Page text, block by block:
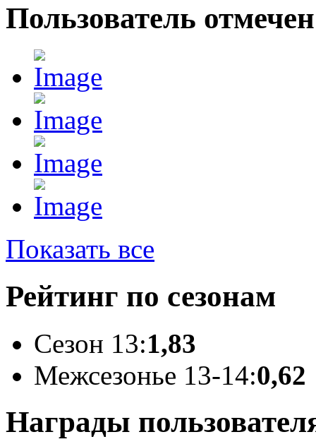
Пользователь
Показать все
Рейтинг по сезонам
Сезон 13:1,83
Межсезонье 13-14:0,62
Награды